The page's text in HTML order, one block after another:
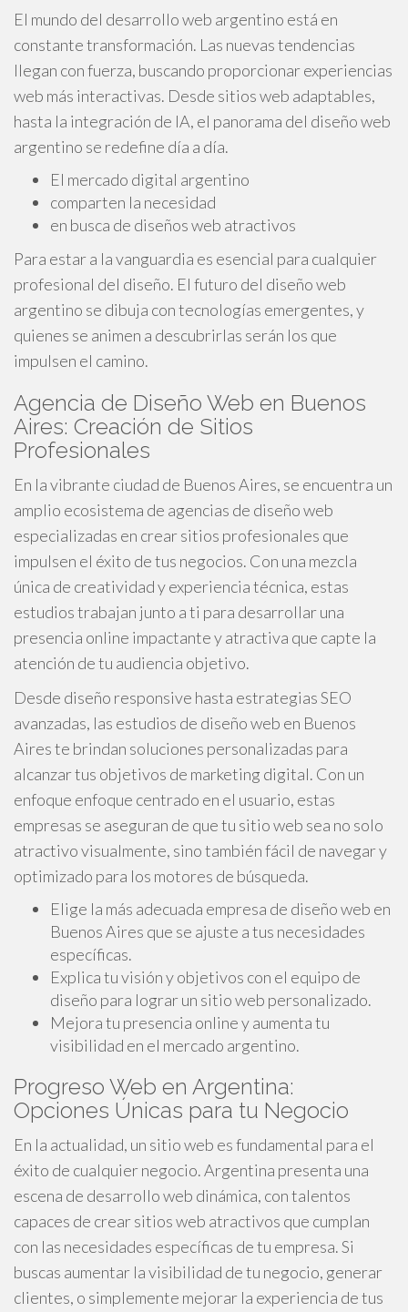
El mundo del desarrollo web argentino está en
constante transformación. Las nuevas tendencias
llegan con fuerza, buscando proporcionar experiencias
web más interactivas. Desde sitios web adaptables,
hasta la integración de IA, el panorama del diseño web
argentino se redefine día a día.
El mercado digital argentino
comparten la necesidad
en busca de diseños web atractivos
Para estar a la vanguardia es esencial para cualquier
profesional del diseño. El futuro del diseño web
argentino se dibuja con tecnologías emergentes, y
quienes se animen a descubrirlas serán los que
impulsen el camino.
Agencia de Diseño Web en Buenos
Aires: Creación de Sitios
Profesionales
En la vibrante ciudad de Buenos Aires, se encuentra un
amplio ecosistema de agencias de diseño web
especializadas en crear sitios profesionales que
impulsen el éxito de tus negocios. Con una mezcla
única de creatividad y experiencia técnica, estas
estudios trabajan junto a ti para desarrollar una
presencia online impactante y atractiva que capte la
atención de tu audiencia objetivo.
Desde diseño responsive hasta estrategias SEO
avanzadas, las estudios de diseño web en Buenos
Aires te brindan soluciones personalizadas para
alcanzar tus objetivos de marketing digital. Con un
enfoque enfoque centrado en el usuario, estas
empresas se aseguran de que tu sitio web sea no solo
atractivo visualmente, sino también fácil de navegar y
optimizado para los motores de búsqueda.
Elige la más adecuada empresa de diseño web en
Buenos Aires que se ajuste a tus necesidades
específicas.
Explica tu visión y objetivos con el equipo de
diseño para lograr un sitio web personalizado.
Mejora tu presencia online y aumenta tu
visibilidad en el mercado argentino.
Progreso Web en Argentina:
Opciones Únicas para tu Negocio
En la actualidad, un sitio web es fundamental para el
éxito de cualquier negocio. Argentina presenta una
escena de desarrollo web dinámica, con talentos
capaces de crear sitios web atractivos que cumplan
con las necesidades específicas de tu empresa. Si
buscas aumentar la visibilidad de tu negocio, generar
clientes, o simplemente mejorar la experiencia de tus